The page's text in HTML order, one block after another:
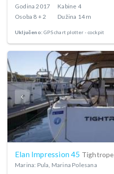
Godina 2017 Kabine 4
Osoba 8 + 2 Dužina 14 m
Uključeno: GPS chart plotter - cockpit
Elan Impression 45 Tightrope
Marina: Pula, Marina Polesana